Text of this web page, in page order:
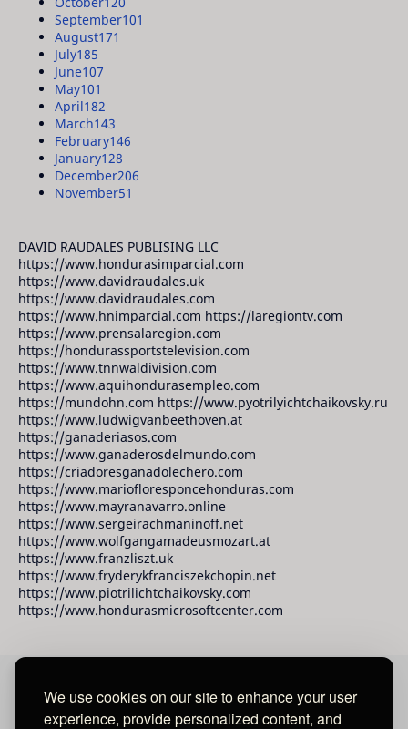
We use cookies on our site to enhance your user
experience, provide personalized content, and
September101
August171
July185
June107
May101
April182
March143
February146
January128
December206
November51
DAVID RAUDALES PUBLISING LLC
https://www.hondurasimparcial.com
https://www.davidraudales.uk
https://www.davidraudales.com
https://www.hnimparcial.com https://laregiontv.com
https://www.prensalaregion.com
https://hondurassportstelevision.com
https://www.tnnwaldivision.com
https://www.aquihondurasempleo.com
https://mundohn.com https://www.pyotrilyichtchaikovsky.ru
https://www.ludwigvanbeethoven.at
https://ganaderiasos.com
https://www.ganaderosdelmundo.com
https://criadoresganadolechero.com
https://www.mariofloresponcehonduras.com
https://www.mayranavarro.online
https://www.sergeirachmaninoff.net
https://www.wolfgangamadeusmozart.at
https://www.franzliszt.uk
https://www.fryderykfranciszekchopin.net
https://www.piotrilichtchaikovsky.com
https://www.hondurasmicrosoftcenter.com
David Raudales Publishing LLC